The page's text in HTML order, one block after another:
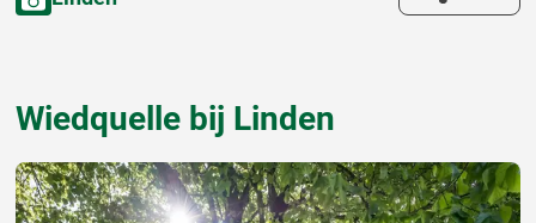
Wiedquelle bij Linden